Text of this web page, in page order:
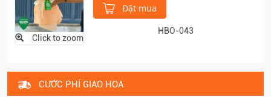
Click to zoom
Đặt mua
HBO-043
CƯỚC PHÍ GIAO HOA